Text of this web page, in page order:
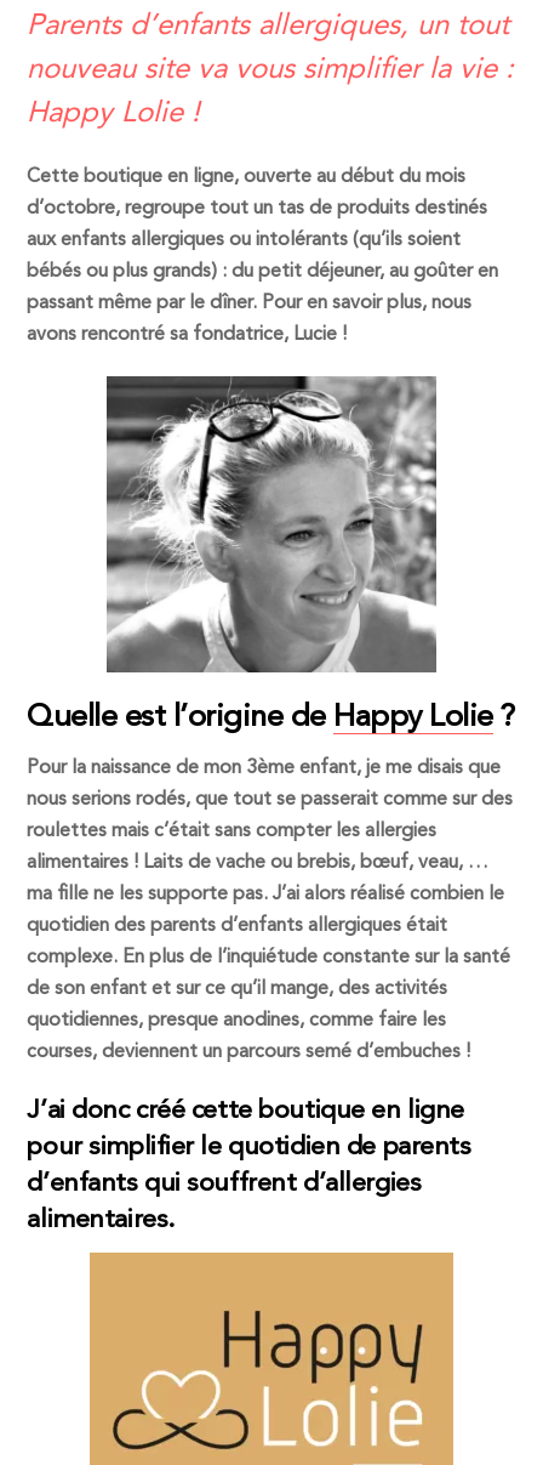
Parents d’enfants allergiques, un tout
nouveau site va vous simplifier la vie :
Happy Lolie !
Cette boutique en ligne, ouverte au début du mois
d’octobre, regroupe tout un tas de produits destinés
aux enfants allergiques ou intolérants (qu’ils soient
bébés ou plus grands) : du petit déjeuner, au goûter en
passant même par le dîner. Pour en savoir plus, nous
avons rencontré sa fondatrice, Lucie !
Quelle est l’origine de Happy Lolie?
Pour la naissance de mon 3ème enfant, je me disais que
nous serions rodés, que tout se passerait comme sur des
roulettes mais c’était sans compter les allergies
alimentaires ! Laits de vache ou brebis, bœuf, veau, …
ma fille ne les supporte pas. J’ai alors réalisé combien le
quotidien des parents d’enfants allergiques était
complexe. En plus de l’inquiétude constante sur la santé
de son enfant et sur ce qu’il mange, des activités
quotidiennes, presque anodines, comme faire les
courses, deviennent un parcours semé d’embuches !
J’ai donc créé cette boutique en ligne
pour simplifier le quotidien de parents
d’enfants qui souffrent d’allergies
alimentaires.